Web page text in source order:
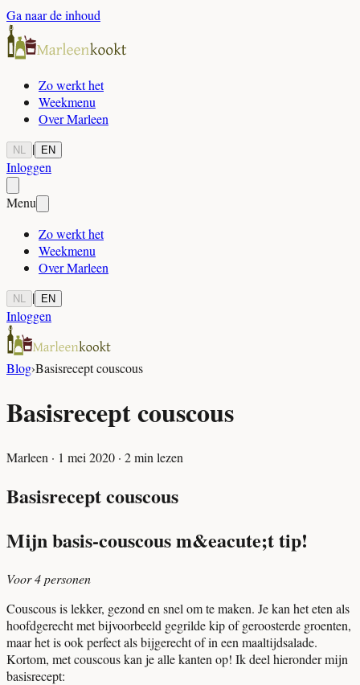
Ga naar de inhoud
Zo werkt het
Weekmenu
Over Marleen
NL | EN
Inloggen
Menu
Zo werkt het
Weekmenu
Over Marleen
NL | EN
Inloggen
Blog›Basisrecept couscous
Basisrecept couscous
Marleen · 1 mei 2020 · 2min lezen
Basisrecept couscous
Mijn basis-couscous m&eacute;t tip!
Voor 4 personen
Couscous is lekker, gezond en snel om te maken. Je kan het eten als
hoofdgerecht met bijvoorbeeld gegrilde kip of geroosterde groenten,
maar het is ook perfect als bijgerecht of in een maaltijdsalade.
Kortom, met couscous kan je alle kanten op! Ik deel hieronder mijn
basisrecept: